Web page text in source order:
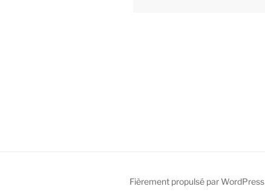
Fièrement propulsé par WordPress